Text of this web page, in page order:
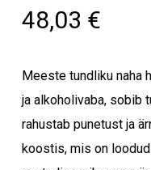
48,03 €
Meeste tundliku naha
ja alkoholivaba, sobib
rahustab punetust ja
koostis, mis on